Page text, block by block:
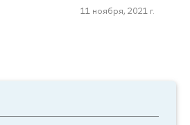
11 ноября, 2021 г.